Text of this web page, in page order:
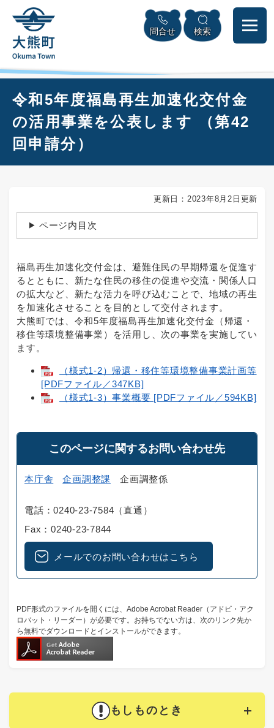
頭
メニューを飛ばして本文へ
問合せ 検索
令和5年度福島再生加速化交付金
の活用事業を公表します （第42
回申請分）
更新日：2023年8月2日更新
ページ内目次
福島再生加速化交付金は、避難住民の早期帰還を促進す
るとともに、新たな住民の移住の促進や交流・関係人口
の拡大など、新たな活力を呼び込むことで、地域の再生
を加速化させることを目的として交付されます。
大熊町では、令和5年度福島再生加速化交付金（帰還・
移住等環境整備事業）を活用し、次の事業を実施してい
ます。
（様式1-2）帰還・移住等環境整備事業計画等
[PDFファイル／347KB]
（様式1-3）事業概要 [PDFファイル／594KB]
このページに関するお問い合わせ先
本庁舎 企画調整課 企画調整係
電話：0240-23-7584（直通）
Fax：0240-23-7844
メールでのお問い合わせはこちら
PDF形式のファイルを開くには、Adobe Acrobat Reader（アドビ・アク
ロバット・リーダー）が必要です。お持ちでない方は、次のリンク先か
ら無料でダウンロードとインストールができます。
もしものとき